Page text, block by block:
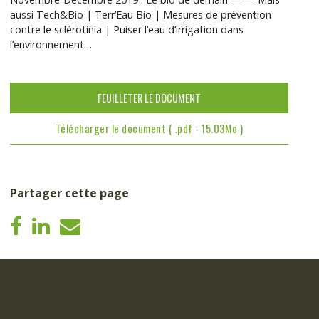
aussi Tech&Bio | Terr’Eau Bio | Mesures de prévention
contre le sclérotinia | Puiser l’eau d’irrigation dans
l’environnement…
FEUILLETER LE DOCUMENT
Télécharger le document ( .pdf - 15.03Mo )
Partager cette page